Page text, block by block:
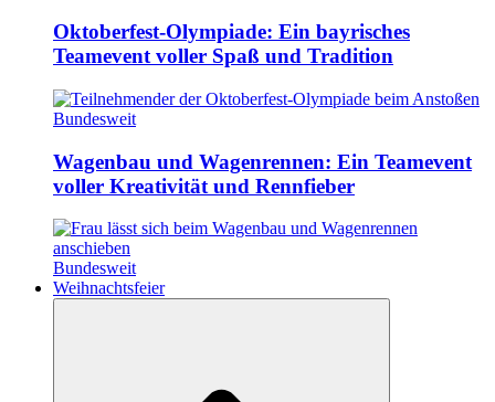
Oktoberfest-Olympiade: Ein bayrisches
Teamevent voller Spaß und Tradition
Bundesweit
Wagenbau und Wagenrennen: Ein Teamevent
voller Kreativität und Rennfieber
Bundesweit
Weihnachtsfeier